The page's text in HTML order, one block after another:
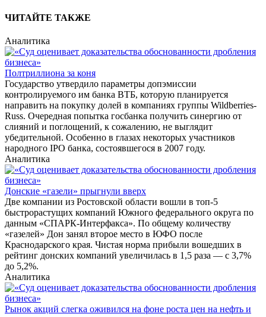
ЧИТАЙТЕ ТАКЖЕ
Аналитика
Полтриллиона за коня
Государство утвердило параметры допэмиссии
контролируемого им банка ВТБ, которую планируется
направить на покупку долей в компаниях группы Wildberries-
Russ. Очередная попытка госбанка получить синергию от
слияний и поглощений, к сожалению, не выглядит
убедительной. Особенно в глазах некоторых участников
народного IPO банка, состоявшегося в 2007 году.
Аналитика
Донские «газели» прыгнули вверх
Две компании из Ростовской области вошли в топ-5
быстрорастущих компаний Южного федерального округа по
данным «СПАРК-Интерфакса». По общему количеству
«газелей» Дон занял второе место в ЮФО после
Краснодарского края. Чистая норма прибыли вошедших в
рейтинг донских компаний увеличилась в 1,5 раза — с 3,7%
до 5,2%.
Аналитика
Рынок акций слегка оживился на фоне роста цен на нефть и